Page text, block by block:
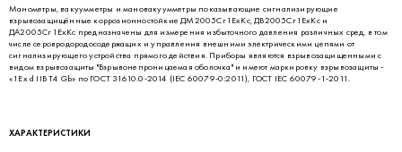
Манометры, вакуумметры и мановакуумметры показывающие сигнализирующие
взрывозащищённые коррозионностойкие ДМ2005Сг1ЕхКс, ДВ2005Сг1ЕхКс и
ДА2005Сг1ЕхКс предназначены для измерения избыточного давления различных сред, в том
числе серовродородосодержащих и управления внешними электрическими цепями от
сигнализирующего устройства прямого действия. Приборы являются взрывозащищенными с
видом взрывозащиты "Взрывонепроницаемая оболочка" и имеют маркировку взрывозащиты -
«1Ех d IIВ Т4 Gb» по ГОСТ 31610.0-2014 (IEC 60079-0:2011), ГОСТ IEC 60079-1-2011.
ХАРАКТЕРИСТИКИ